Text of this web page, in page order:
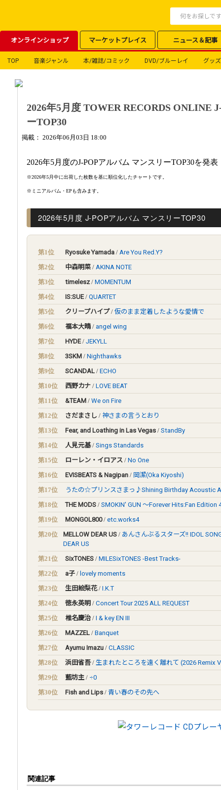
オンラインショップ マーケットプレイス ニュース＆記事
TOP 音楽ジャンル 本/雑誌/コミック DVD/ブルーレイ グッズ
2026年5月度 TOWER RECORDS ONLINE
ーTOP30
掲載： 2026年06月03日 18:00
2026年5月度のJ-POPアルバム マンスリーTOP30を発表
※2026年5月中に出荷した枚数を基に順位化したチャートです。
※ミニアルバム・EPも含みます。
2026年5月度 J-POPアルバム マンスリーTOP30
第1位 Ryosuke Yamada / Are You Red.Y?
第2位
中森明菜 / AKINA NOTE
第3位
timelesz/ MOMENTUM
第4位
IS:SUE/ QUARTET
第5位
クリープハイプ/ 仮のまま定着したような愛情で
第6位
福本大晴 / angel wing
第7位
HYDE/ JEKYLL
第8位
3SKM / Nighthawks
第9位
SCANDAL / ECHO
第10位
西野カナ / LOVE BEAT
第11位
&TEAM / We on Fire
第12位
さだまさし / 神さまの言うとおり
第13位
Fear, and Loathing in Las Vegas / StandBy
第14位
人見元基/ Sings Standards
第15位
ローレン・イロアス / No One
第16位
EVISBEATS & Nagipan / 岡潔(Oka Kiyoshi)
第17位
うたの☆プリンスさまっ♪Shining Birthday Acoustic
第18位
THE MODS / SMOKIN' GUN ～Forever Hits:Fan Edition
第19位
MONGOL800/ etc.works4
第20位
MELLOW DEAR US/ あんさんぶるスターズ!! IDOL
DEAR US
第21位
SixTONES / MILESixTONES -Best Tracks-
第22位
a子 / lovely moments
第23位
生田絵梨花/ I.K.T
第24位
徳永英明 / Concert Tour 2025 ALL REQUEST
第25位
椎名慶治 / I & key EN III
第26位
MAZZEL / Banquet
第27位
Ayumu Imazu / CLASSIC
第28位
浜田省吾/ 生まれたところを遠く離れて (2026 Remix
第29位
藍坊主 / ÷0
第30位
Fish and Lips / 青い春のその先へ
関連記事